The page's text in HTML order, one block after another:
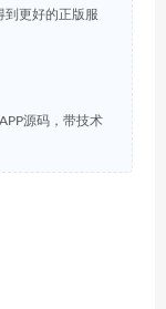
到更好的正版服
源码，带技术